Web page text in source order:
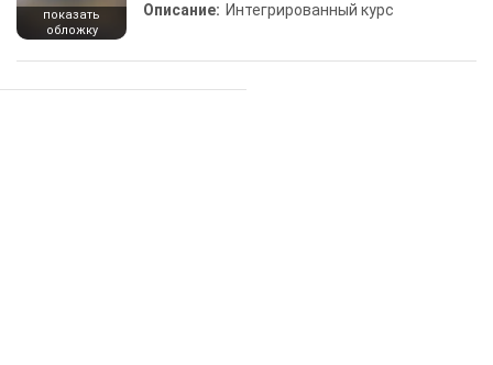
показать
обложку
Описание: Интегрированный курс